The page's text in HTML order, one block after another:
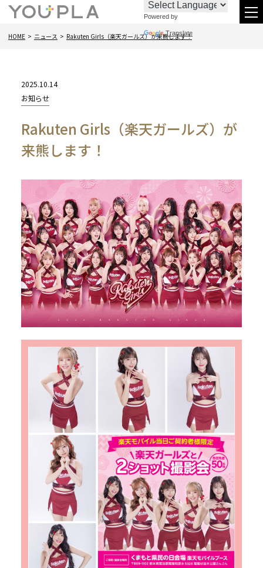
問
096-
288-
Powered by
Translate
HOME ニュース Rakuten Girls（楽天ガールズ）が来熊します！
2025.10.14
カ
ゴ
お知らせ
Rakuten Girls（楽天ガールズ）が
来熊します！